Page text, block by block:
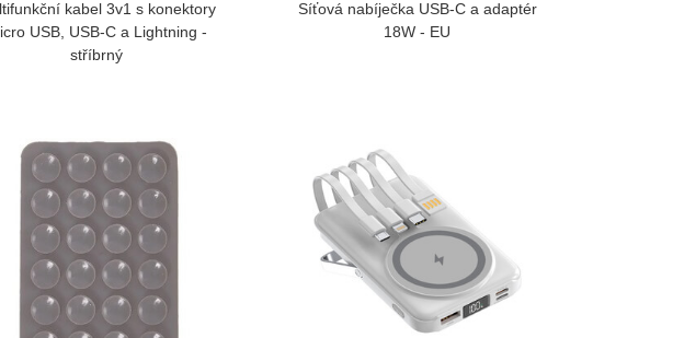
kabel 3v1 s konektory
USB, USB-C a Lightning -
stříbrný
Síťová nabíječka USB-C a adaptér
18W - EU